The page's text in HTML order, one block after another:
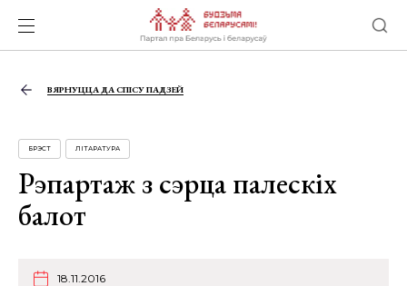
ВЯРНУЦЦА ДА СПІСУ ПАДЗЕЙ
БРЭСТ ЛІТАРАТУРА
Рэпартаж з сэрца палескіх
балот
18.11.2016